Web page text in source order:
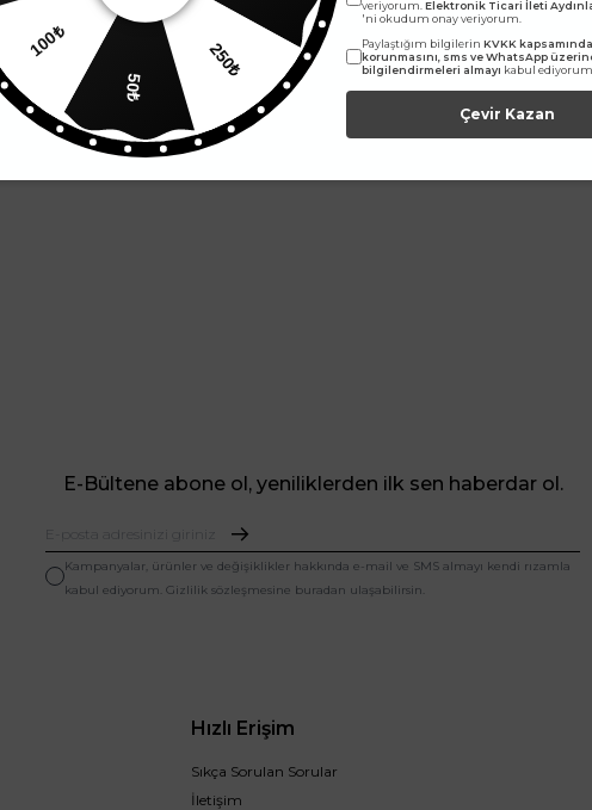
E-Bültene abone ol, yeniliklerden ilk sen haberdar ol.
Kampanyalar, ürünler ve değişiklikler hakkında e-mail ve SMS almayı kendi rızamla
kabul ediyorum. Gizlilik sözleşmesine buradan ulaşabilirsin.
Hızlı Erişim
Sıkça Sorulan Sorular
İletişim
250₺
50₺
100₺
veriyorum. Elektronik Ticari İleti
'ni okudum onay veriyorum.
Paylaştığım bilgilerin KVKK
korunmasını, sms ve WhatsApp
bilgilendirmeleri almayı kabul ediyorum.
Çevir Kazan